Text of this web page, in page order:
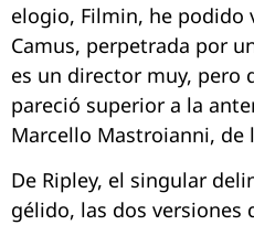
elogio, Filmin, he podido
Camus, perpetrada por
es un director muy, pero
pareció superior a la
Marcello Mastroianni, de
De Ripley, el singular
gélido, las dos versiones